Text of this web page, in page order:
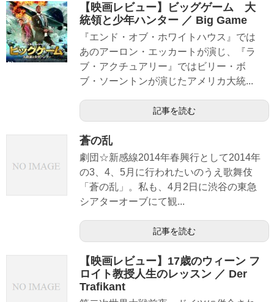
【映画レビュー】ビッグゲーム 大
統領と少年ハンター ／ Big Game
『エンド・オブ・ホワイトハウス』では
あのアーロン・エッカートが演じ、『ラ
ブ・アクチュアリー』ではビリー・ボ
ブ・ソーントンが演じたアメリカ大統...
記事を読む
蒼の乱
劇団☆新感線2014年春興行として2014年
の3、4、5月に行われたいのうえ歌舞伎
「蒼の乱」。私も、4月2日に渋谷の東急
シアターオーブにて観...
記事を読む
【映画レビュー】17歳のウィーン フ
ロイト教授人生のレッスン ／ Der
Trafikant